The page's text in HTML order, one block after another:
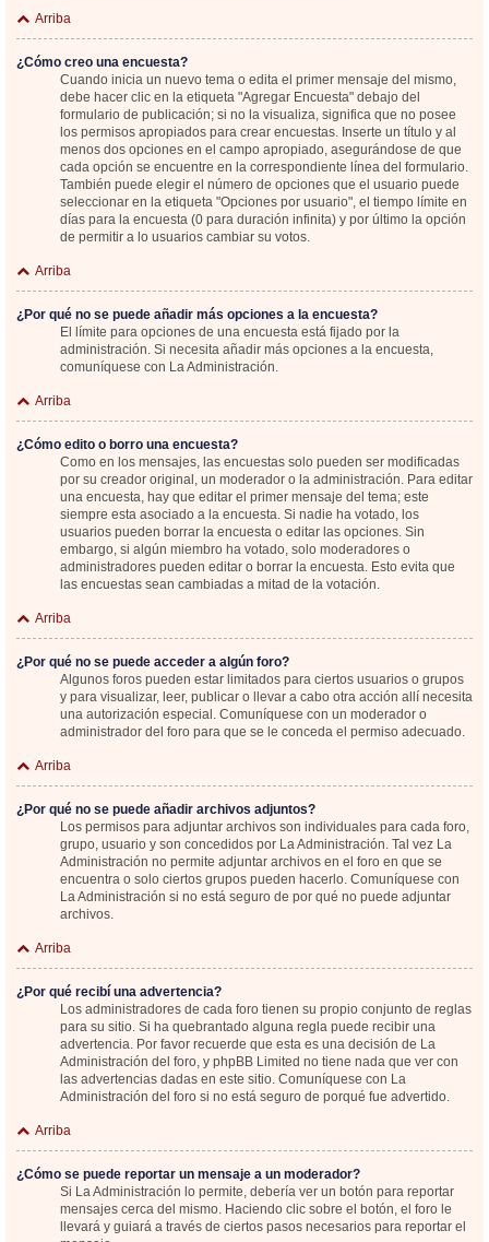
Arriba
¿Cómo creo una encuesta?
Cuando inicia un nuevo tema o edita el primer mensaje del mismo,
debe hacer clic en la etiqueta "Agregar Encuesta" debajo del
formulario de publicación; si no la visualiza, significa que no posee
los permisos apropiados para crear encuestas. Inserte un título y al
menos dos opciones en el campo apropiado, asegurándose de que
cada opción se encuentre en la correspondiente línea del formulario.
También puede elegir el número de opciones que el usuario puede
seleccionar en la etiqueta "Opciones por usuario", el tiempo límite en
días para la encuesta (0 para duración infinita) y por último la opción
de permitir a lo usuarios cambiar su votos.
Arriba
¿Por qué no se puede añadir más opciones a la encuesta?
El límite para opciones de una encuesta está fijado por la
administración. Si necesita añadir más opciones a la encuesta,
comuníquese con La Administración.
Arriba
¿Cómo edito o borro una encuesta?
Como en los mensajes, las encuestas solo pueden ser modificadas
por su creador original, un moderador o la administración. Para editar
una encuesta, hay que editar el primer mensaje del tema; este
siempre esta asociado a la encuesta. Si nadie ha votado, los
usuarios pueden borrar la encuesta o editar las opciones. Sin
embargo, si algún miembro ha votado, solo moderadores o
administradores pueden editar o borrar la encuesta. Esto evita que
las encuestas sean cambiadas a mitad de la votación.
Arriba
¿Por qué no se puede acceder a algún foro?
Algunos foros pueden estar limitados para ciertos usuarios o grupos
y para visualizar, leer, publicar o llevar a cabo otra acción allí necesita
una autorización especial. Comuníquese con un moderador o
administrador del foro para que se le conceda el permiso adecuado.
Arriba
¿Por qué no se puede añadir archivos adjuntos?
Los permisos para adjuntar archivos son individuales para cada foro,
grupo, usuario y son concedidos por La Administración. Tal vez La
Administración no permite adjuntar archivos en el foro en que se
encuentra o solo ciertos grupos pueden hacerlo. Comuníquese con
La Administración si no está seguro de por qué no puede adjuntar
archivos.
Arriba
¿Por qué recibí una advertencia?
Los administradores de cada foro tienen su propio conjunto de reglas
para su sitio. Si ha quebrantado alguna regla puede recibir una
advertencia. Por favor recuerde que esta es una decisión de La
Administración del foro, y phpBB Limited no tiene nada que ver con
las advertencias dadas en este sitio. Comuníquese con La
Administración del foro si no está seguro de porqué fue advertido.
Arriba
¿Cómo se puede reportar un mensaje a un moderador?
Si La Administración lo permite, debería ver un botón para reportar
mensajes cerca del mismo. Haciendo clic sobre el botón, el foro le
llevará y guiará a través de ciertos pasos necesarios para reportar el